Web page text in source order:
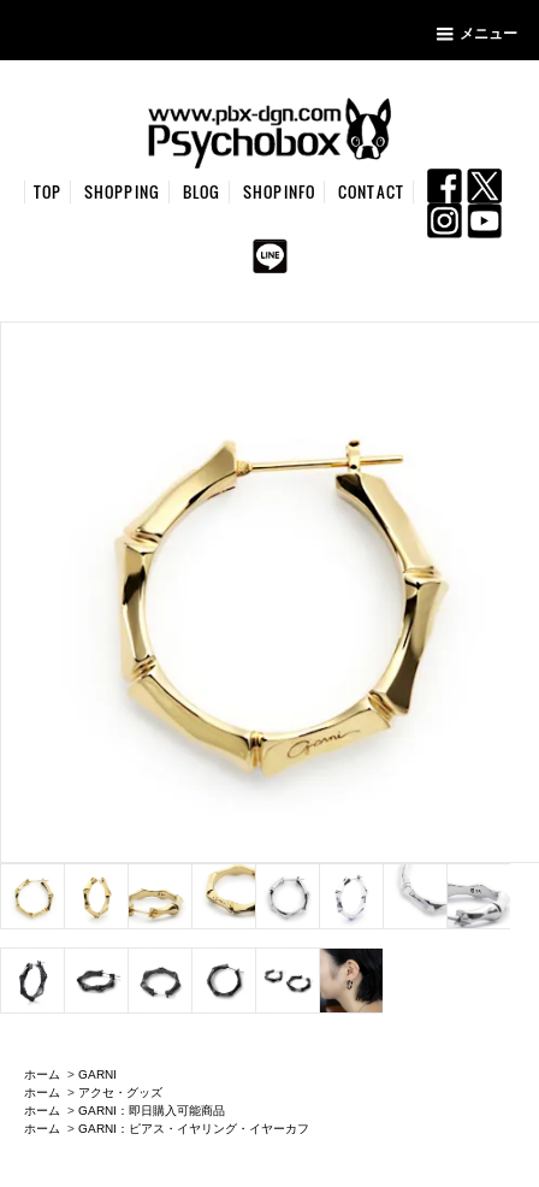
メニュー
TOP SHOPPING BLOG SHOPINFO CONTACT
ホーム > GARNI
ホーム
> アクセ・グッズ
ホーム
> GARNI：即日購入可能商品
ホーム
> GARNI：ピアス・イヤリング・イヤーカフ